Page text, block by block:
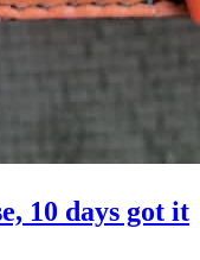
10 days got it